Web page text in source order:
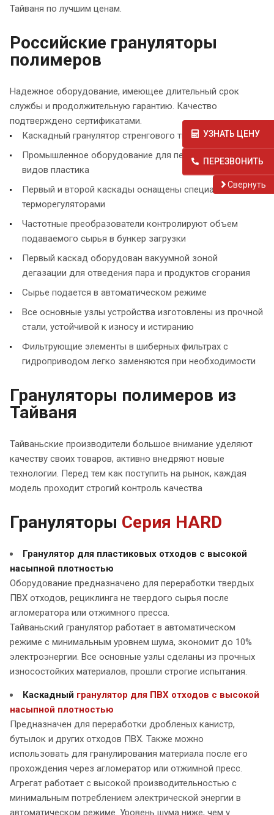
Тайваня по лучшим ценам.
Российские грануляторы
полимеров
Надежное оборудование, имеющее длительный срок
службы и продолжительную гарантию. Качество
подтверждено сертификатами.
Каскадный гранулятор стренгового типа "ALEKO PLR"
Промышленное оборудование для переработки разных
видов пластика
Первый и второй каскады оснащены специальными
терморегуляторами
Частотные преобразователи контролируют объем
подаваемого сырья в бункер загрузки
Первый каскад оборудован вакуумной зоной
дегазации для отведения пара и продуктов сгорания
Сырье подается в автоматическом режиме
Все основные узлы устройства изготовлены из прочной
стали, устойчивой к износу и истиранию
Фильтрующие элементы в шиберных фильтрах с
гидроприводом легко заменяются при необходимости
Грануляторы полимеров из
Тайваня
Тайваньские производители большое внимание уделяют
качеству своих товаров, активно внедряют новые
технологии. Перед тем как поступить на рынок, каждая
модель проходит строгий контроль качества
Грануляторы Серия HARD
Гранулятор для пластиковых отходов с высокой
насыпной плотностью
Оборудование предназначено для переработки твердых
ПВХ отходов, рециклинга не твердого сырья после
агломератора или отжимного пресса.
Тайваньский гранулятор работает в автоматическом
режиме с минимальным уровнем шума, экономит до 10%
электроэнергии. Все основные узлы сделаны из прочных
износостойких материалов, прошли строгие испытания.
Каскадный гранулятор для ПВХ отходов с высокой
насыпной плотностью
Предназначен для переработки дробленых канистр,
бутылок и других отходов ПВХ. Также можно
использовать для гранулирования материала после его
прохождения через агломератор или отжимной пресс.
Агрегат работает с высокой производительностью с
минимальным потреблением электрической энергии в
автоматическом режиме. Уровень шума ниже, чем у
УЗНАТЬ ЦЕНУ
ПЕРЕЗВОНИТЬ
Cвернуть